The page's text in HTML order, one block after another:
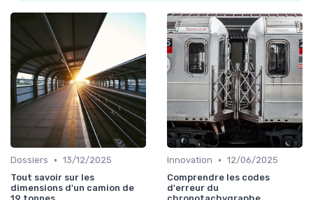
Dossiers • 13/12/2025
Tout savoir sur les
dimensions d'un camion de
Innovation • 12/06/2025
Comprendre les codes
d'erreur du